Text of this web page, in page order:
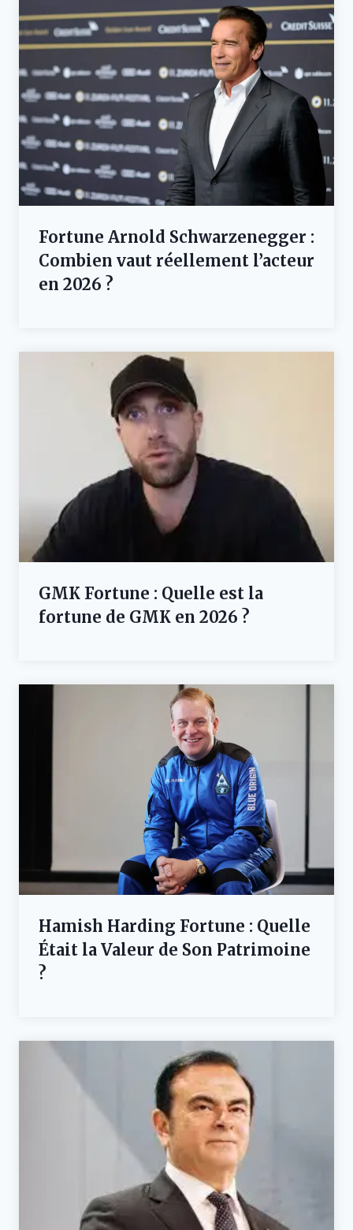
Fortune Arnold Schwarzenegger :
Combien vaut réellement l’acteur
en 2026 ?
GMK Fortune : Quelle est la
fortune de GMK en 2026 ?
Hamish Harding Fortune : Quelle
Était la Valeur de Son Patrimoine
?